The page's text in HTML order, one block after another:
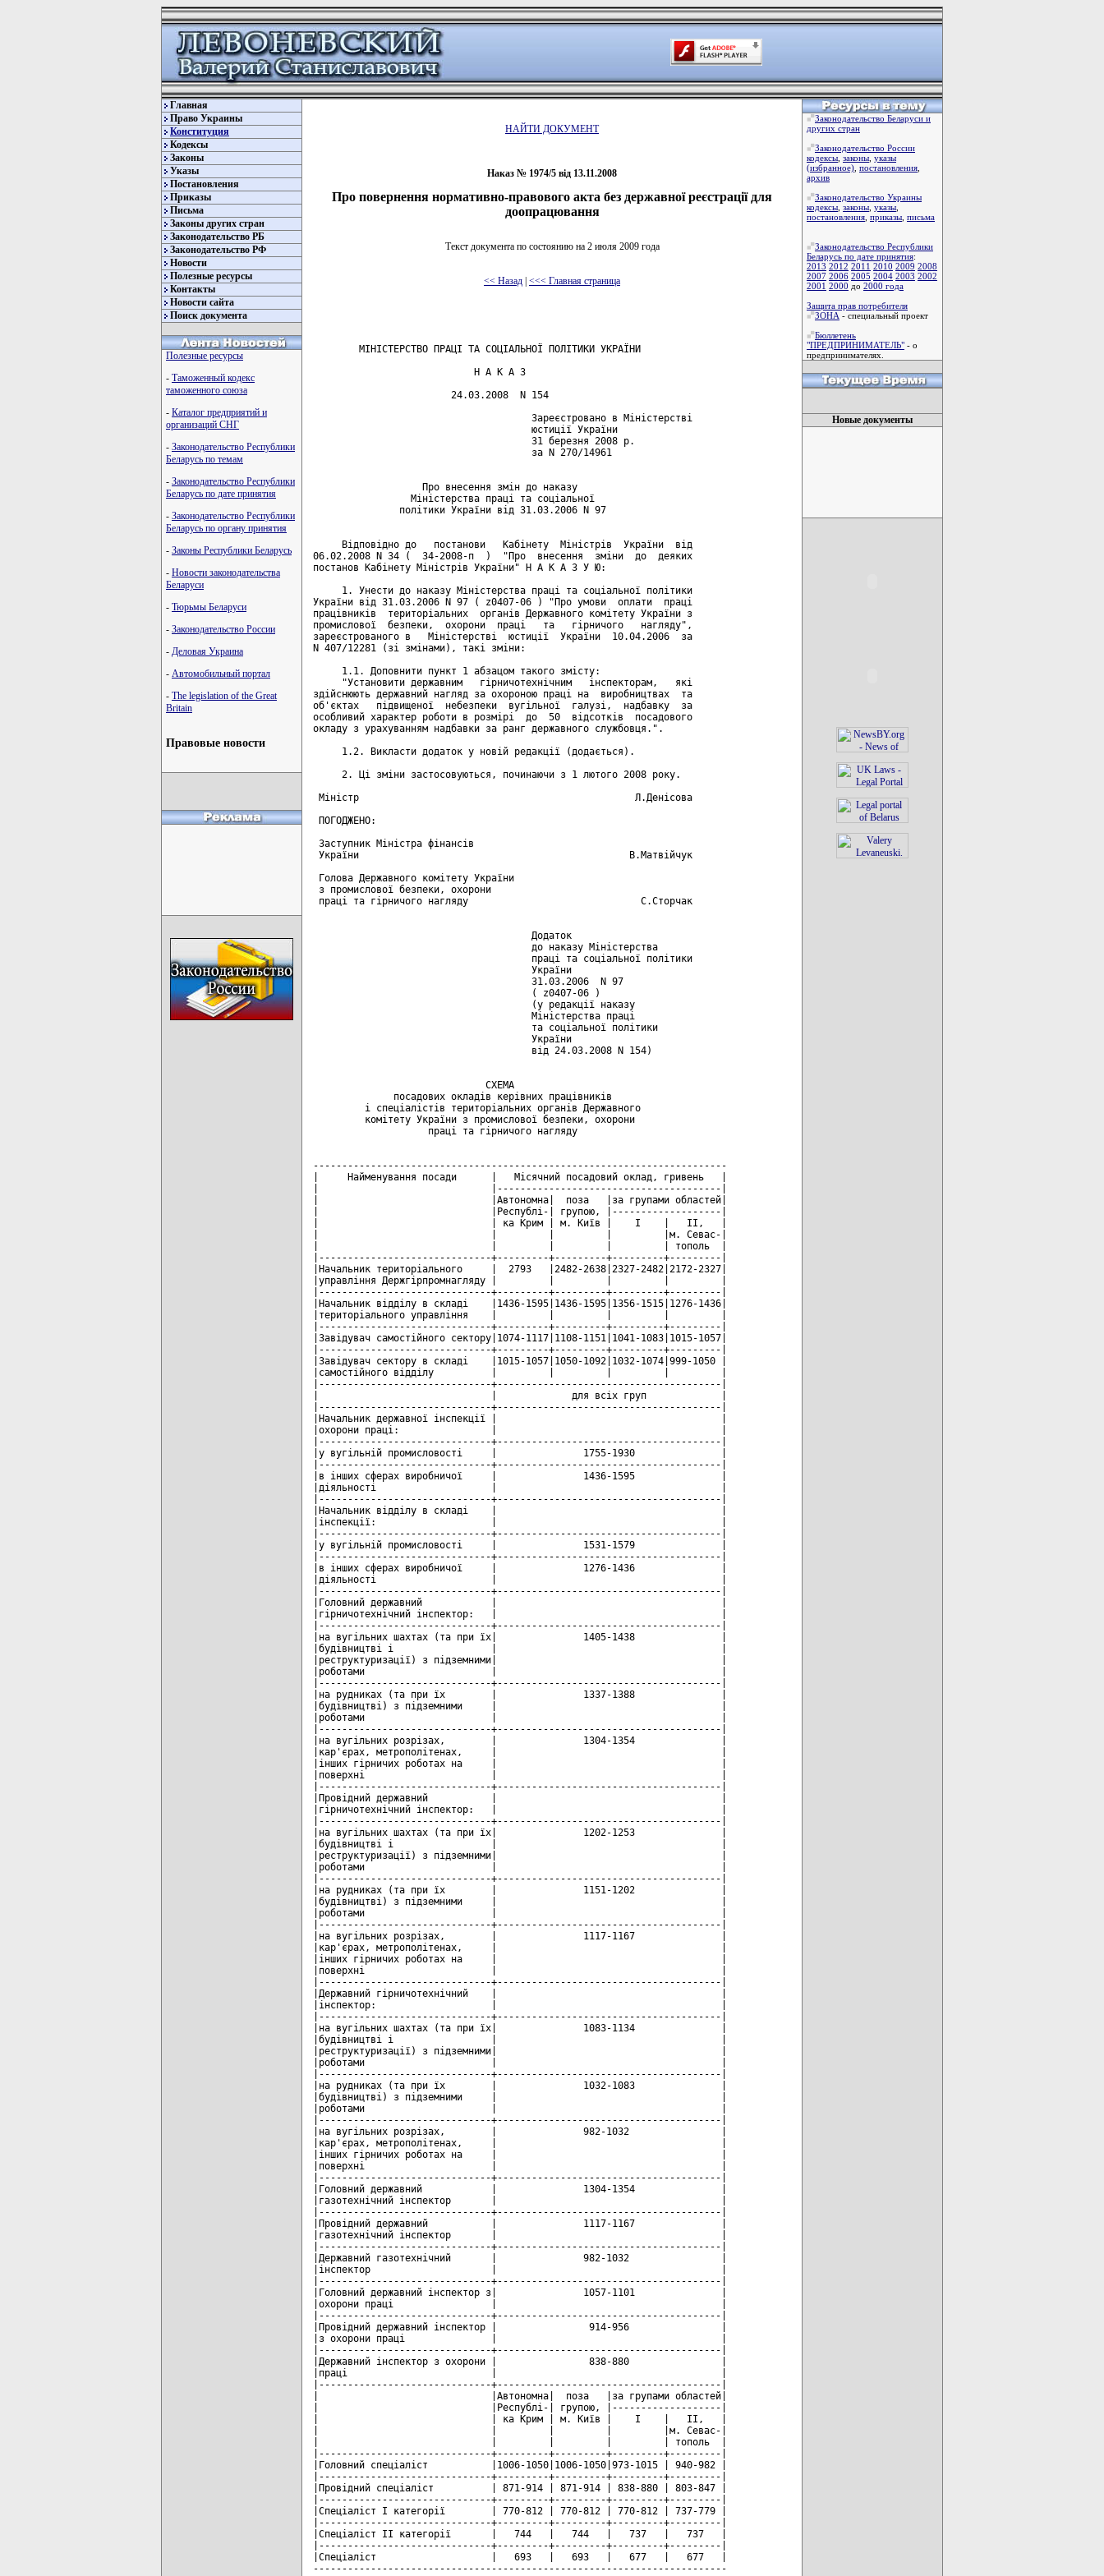
Главная
Право Украины
Конституция
Кодексы
Законы
Указы
Постановления
Приказы
Письма
Законы других стран
Законодательство РБ
Законодательство РФ
Новости
Полезные ресурсы
Контакты
Новости сайта
Поиск документа
Полезные ресурсы
- Таможенный кодекс
таможенного союза
- Каталог предприятий и
организаций СНГ
- Законодательство Республики
Беларусь по темам
- Законодательство Республики
Беларусь по дате принятия
- Законодательство Республики
Беларусь по органу принятия
- Законы Республики Беларусь
- Новости законодательства
Беларуси
- Тюрьмы Беларуси
- Законодательство России
- Деловая Украина
- Автомобильный портал
- The legislation of the Great
Britain
Правовые новости
НАЙТИ ДОКУМЕНТ
Наказ № 1974/5 від 13.11.2008
Про повернення нормативно-правового акта без державної реєстрації для
доопрацювання
Текст документа по состоянию на 2 июля 2009 года
<< Назад | <<< Главная страница
Законодательство Беларуси и
других стран
Законодательство России
кодексы законы указы
(избранное) постановления
архив
Законодательство Украины
кодексы законы указы
постановления приказы письма
Законодательство Республики
Беларусь по дате принятия:
2013 2012 2011 2010 2009 2008
2007 2006 2005 2004 2003 2002
2001 2000 до 2000 года
Защита прав потребителя
ЗОНА - специальный проект
Бюллетень
"ПРЕДПРИНИМАТЕЛЬ" - о
предпринимателях.
Новые документы